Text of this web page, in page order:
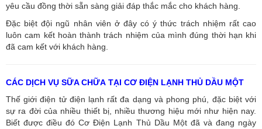
yêu cầu đồng thời sẵn sàng giải đáp thắc mắc cho khách hàng.
Đặc biệt đội ngũ nhân viên ở đây có ý thức trách nhiệm rất cao
luôn cam kết hoàn thành trách nhiệm của mình đúng thời hạn khi
đã cam kết với khách hàng.
CÁC DỊCH VỤ SỮA CHỮA TẠI CƠ ĐIỆN LẠNH THỦ DẦU MỘT
Thế giới điện tử điện lạnh rất đa dạng và phong phú, đặc biệt với
sự ra đời của nhiều thiết bị, nhiều thương hiệu mới như hiện nay.
Biết được điều đó Cơ Điện Lạnh Thủ Dầu Một đã và đang ngày